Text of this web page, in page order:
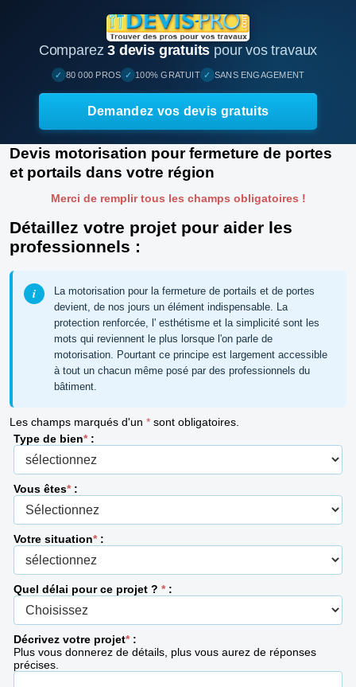
Comparez3 devis gratuits pour vos travaux
✓ 80 000 PROS ✓ 100% GRATUIT ✓ SANS ENGAGEMENT
Demandez vos devis gratuits
Devis motorisation pour fermeture de portes
et portails dans votre région
Merci de remplir tous les champs obligatoires !
Détaillez votre projet pour aider les
professionnels :
La motorisation pour la fermeture de portails et de portes
devient, de nos jours un élément indispensable. La
protection renforcée, l' esthétisme et la simplicité sont les
mots qui reviennent le plus lorsque l'on parle de
motorisation. Pourtant ce principe est largement accessible
à tout un chacun même posé par des professionnels du
bâtiment.
Les champs marqués d'un * sont obligatoires.
Type de bien*:
Vous êtes*:
Votre situation*:
Quel délai pour ce projet ? *:
Décrivez votre projet*:
Plus vous donnerez de détails, plus vous aurez de réponses
précises.